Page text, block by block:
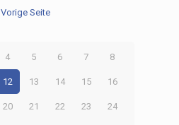
Vorige Seite
4 5 6 7 8
12 13 14 15 16
20 21 22 23 24